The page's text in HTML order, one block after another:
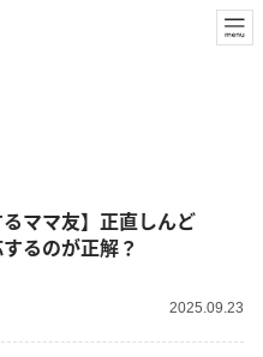
るママ友】正直しんど
るのが正解？
2025.09.23